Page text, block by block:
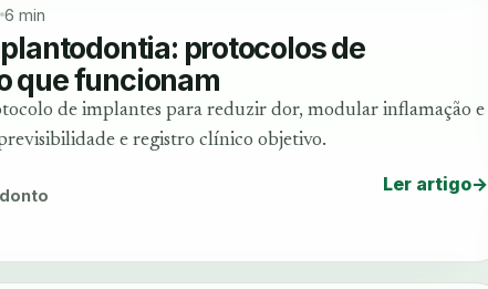
6 min
protocolos de
que funcionam
de implantes para reduzir dor, modular inflamação e
e registro clínico objetivo.
Ler artigo→